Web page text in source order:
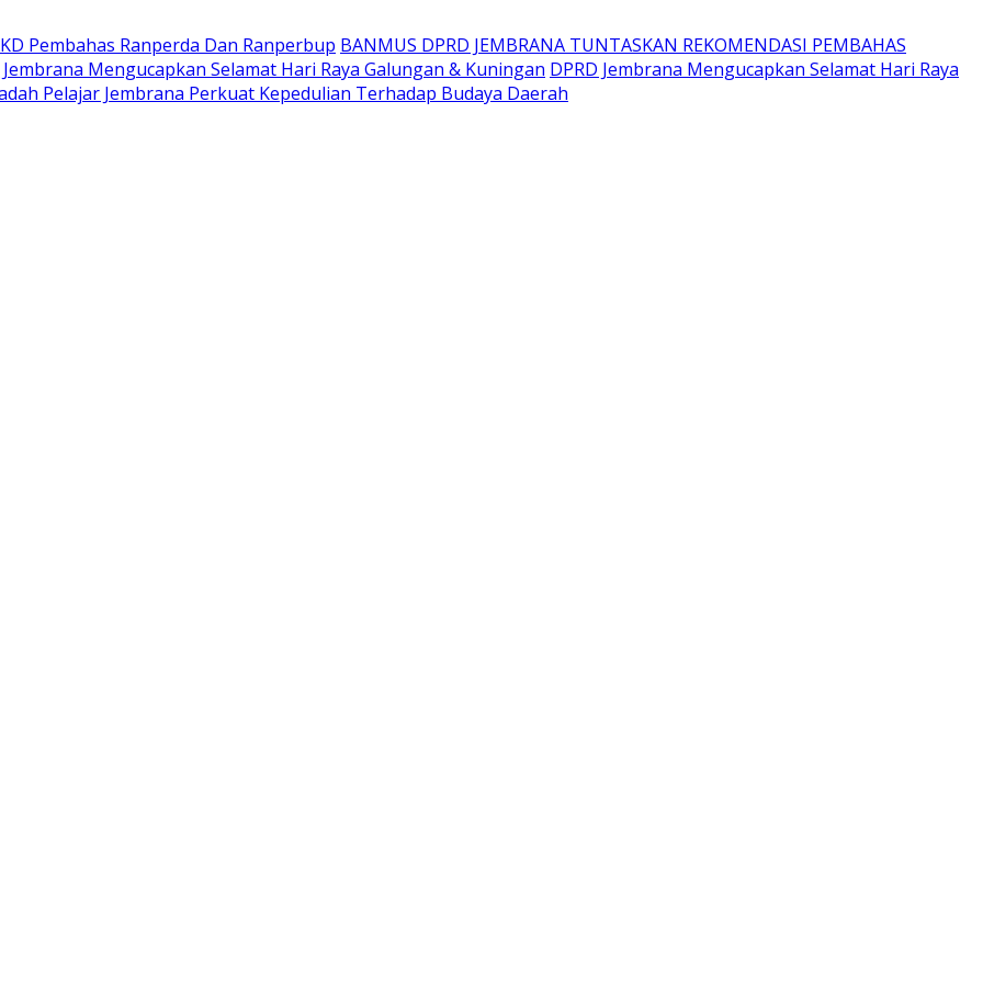
Pembahas Ranperda Dan Ranperbup BANMUS DPRD JEMBRANA TUNTASKAN REKOMENDASI PEMBAHAS
Mengucapkan Selamat Hari Raya Galungan & Kuningan DPRD Jembrana Mengucapkan Selamat Hari Raya
Pelajar Jembrana Perkuat Kepedulian Terhadap Budaya Daerah